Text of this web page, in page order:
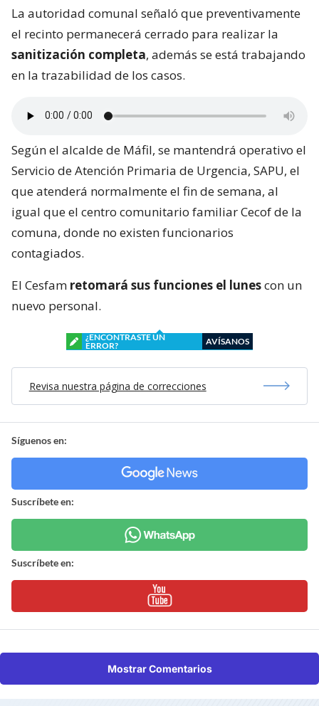
La autoridad comunal señaló que preventivamente
el recinto permanecerá cerrado para realizar la
sanitización completa, además se está trabajando
en la trazabilidad de los casos.
Según el alcalde de Máfil, se mantendrá operativo el
Servicio de Atención Primaria de Urgencia, SAPU, el
que atenderá normalmente el fin de semana, al
igual que el centro comunitario familiar Cecof de la
comuna, donde no existen funcionarios
contagiados.
El Cesfam retomará sus funciones el lunescon un
nuevo personal.
¿ENCONTRASTE UN
ERROR?
AVÍSANOS
Revisa nuestra página de correcciones
Síguenos en:
Suscríbete en:
Suscríbete en:
Mostrar Comentarios